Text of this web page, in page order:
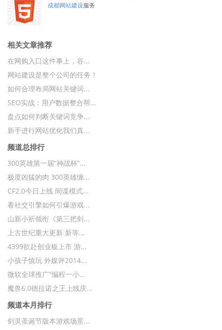
成都网站建设服务
相关文章推荐
在网购入口这件事上，谷...
网站建设是整个公司的任务！
如何合理布局网站关键词...
SEO实战：用户数据整合帮...
盘点如何判断关键词竞争...
新手进行网站优化我们真...
频道总排行
300英雄第一届“神战杯”...
极度凶猛的肉 300英雄缠...
CF2.0今日上线 间谍模式...
看社交引擎如何引爆游戏...
山新小祈领衔《第三把剑...
上古世纪重大更新 新等...
4399欲赴创业板上市 游...
小孩子慎玩 外媒评2014...
微软全球推广“编程一小...
魔兽6.0德拉诺之王上线庆...
频道本月排行
剑灵圣诞节版本游戏场景...